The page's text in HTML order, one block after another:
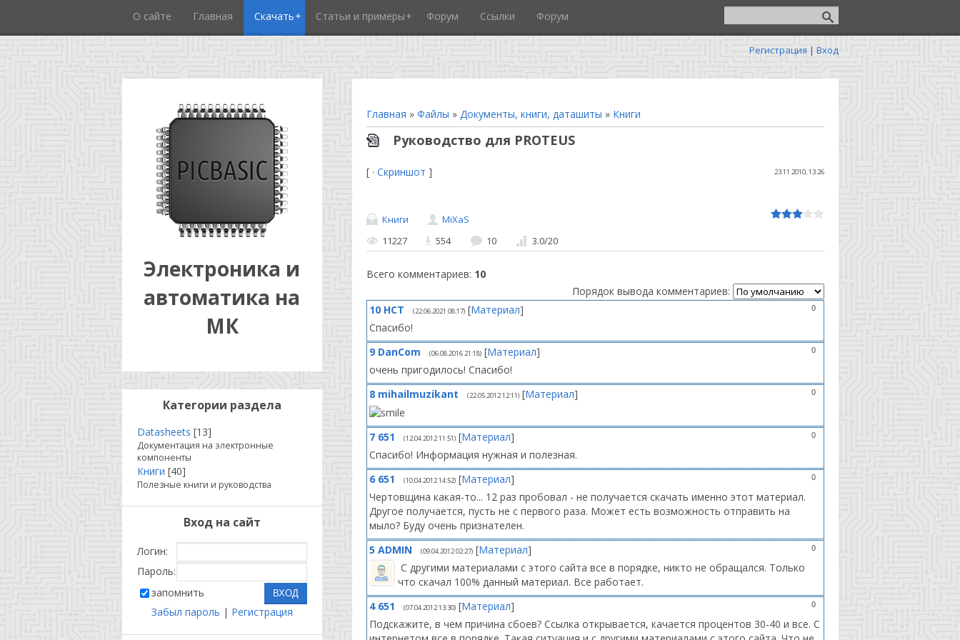
О сайте Главная Скачать Статьи и примеры Форум Ссылки Форум
Регистрация | Вход
Электроника и
автоматика на
МК
Главная » Файлы » Документы, книги, даташиты » Книги
Руководство для PROTEUS
[ · Скриншот ] 23.11.2010, 13:26
Книги
MiXaS
11227
554 10 3.0/20
Всего комментариев: 10
Порядок вывода комментариев:
0
10 HCT (22.06.2021 08:17)[Материал]
Спасибо!
0
9 DanCom (06.08.2016 21:18)[Материал]
очень пригодилось! Спасибо!
0
8 mihailmuzikant (22.05.2012 12:11)[Материал]
0
7 651 (12.04.2012 11:51)[Материал]
Спасибо! Информация нужная и полезная.
0
6 651 (10.04.2012 14:52)[Материал]
Чертовщина какая-то... 12 раз пробовал - не получается скачать именно этот материал.
Другое получается, пусть не с первого раза. Может есть возможность отправить на
мыло? Буду очень признателен.
0
5 ADMIN (09.04.2012 02:27)[Материал]
С другими материалами с этого сайта все в порядке, никто не обращался. Только
что скачал 100% данный материал. Все работает.
0
4 651 (07.04.2012 13:30)[Материал]
Подскажите, в чем причина сбоев? Ссылка открывается, качается процентов 30-40 и все. С
Категории раздела
Datasheets [13]
Документация на электронные
компоненты
Книги [40]
Полезные книги и руководства
Вход на сайт
Логин:
Пароль:
запомнить
Забыл пароль | Регистрация